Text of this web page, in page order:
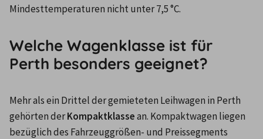
Mindesttemperaturen nicht unter 7,5 °C.
Welche Wagenklasse ist für
Perth besonders geeignet?
Mehr als ein Drittel der gemieteten Leihwagen in Perth
gehörten der Kompaktklasse an. Kompaktwagen liegen
bezüglich des Fahrzeuggrößen- und Preissegments